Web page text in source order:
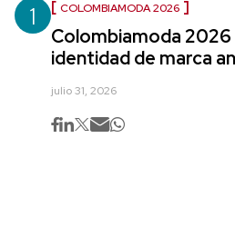
1 COLOMBIAMODA 2026
Colombiamoda
identidad de marca
julio 31, 2026